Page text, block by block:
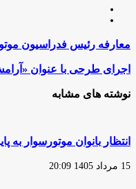
معارفه
رئیس
فدراسیون
موتورسواری
و
اتومبیل‌رانی
معارفه رئیس فدراسیون
اجرای
با
عنوان
شاهرود
اجرای طرحی با عنوان
نوشته های مشابه
انتظار بانوان موتورسوار به
15 مرداد 1405 20:09